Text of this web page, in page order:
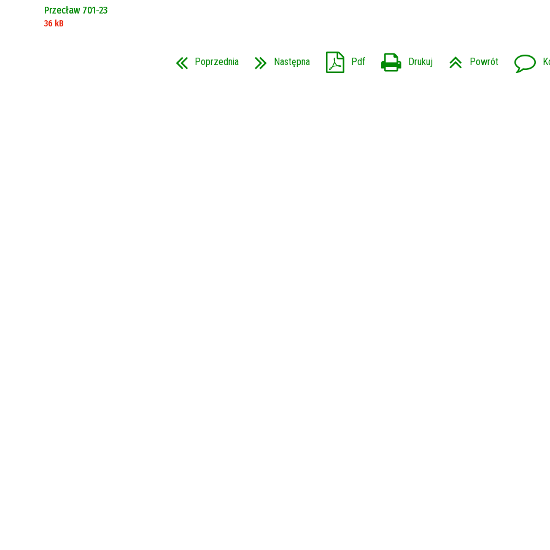
Przecław 701-23
36 kB
Poprzednia Następna Pdf Drukuj Powrót